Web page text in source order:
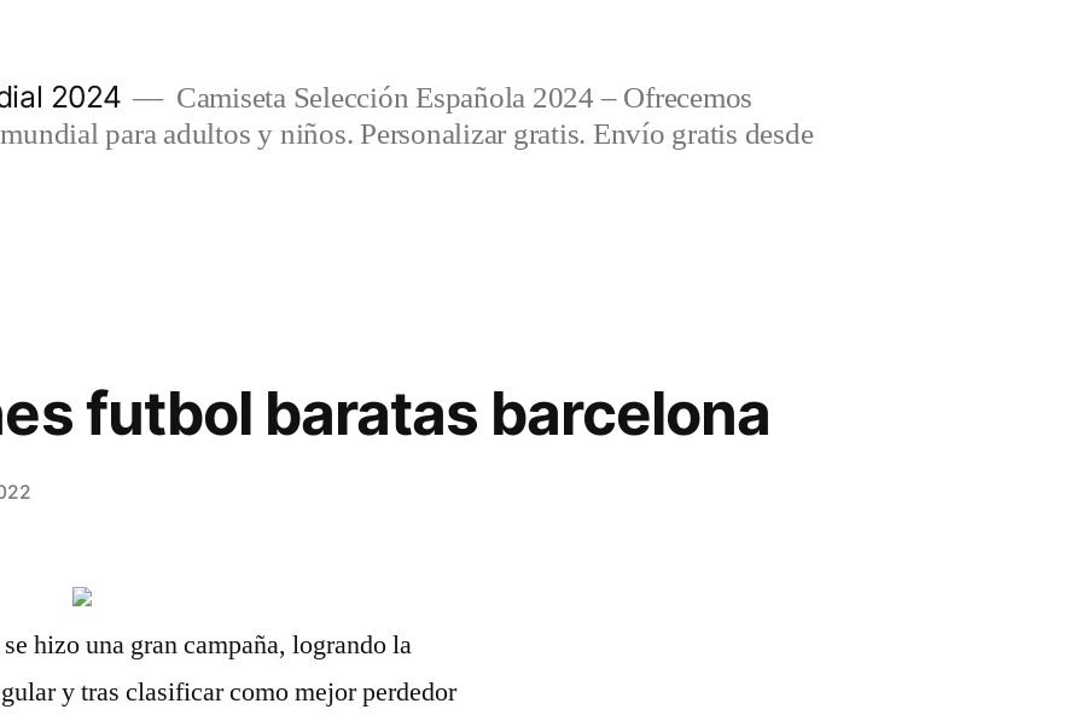
2024
Camiseta Selección Española 2024 – Ofrecemos
para adultos y niños. Personalizar gratis. Envío gratis desde
futbol baratas barcelona
hizo una gran campaña, logrando la
y tras clasificar como mejor perdedor